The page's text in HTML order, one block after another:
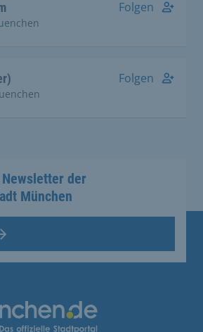
Folgen
Folgen
der
München
Links